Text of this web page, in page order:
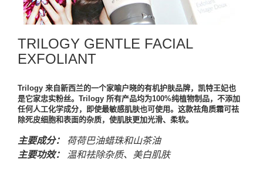
TRILOGY GENTLE FACIAL
EXFOLIANT
Trilogy 来自新西兰的一个家喻户晓的有机护肤品牌，凯特王妃也
是它家忠实粉丝。Trilogy 所有产品均为100%纯植物制品，不添加
任何人工化学成分，即使最敏感肌肤也可使用。这款祛角质霜可祛
除死皮细胞和表面的杂质，使肌肤更加光滑、柔软。
主要成分：
荷荷巴油蜡珠和山茶油
主要功效：
温和祛除杂质、美白肌肤